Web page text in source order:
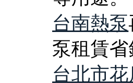
台南熱泵
泵租賃省
台北市花